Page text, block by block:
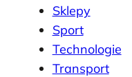
Sklepy
Sport
Technologie
Transport